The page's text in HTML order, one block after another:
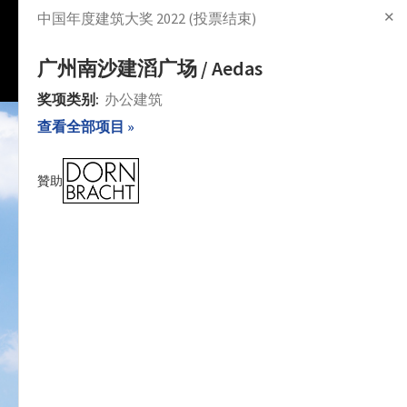
项目文章产品新闻 图片 登录
中国年度建筑大奖 2022 (投票结束) ✕
广州南沙建滔广场 / Aedas
奖项类别: 办公建筑
查看全部项目 »
贊助